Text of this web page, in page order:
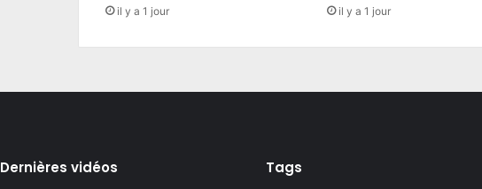
il y a 1 jour il y a 1 jour
Dernières vidéos Tags